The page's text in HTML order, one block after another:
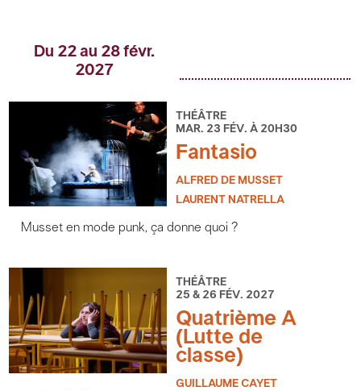
Du 22 au 28 févr.
2027
THÉÂTRE
MAR. 23 FÉV. À 20H30
Fantasio
ALFRED DE MUSSET
LAURENT NATRELLA
Musset en mode punk, ça donne quoi ?
THÉÂTRE
25 & 26 FÉV. 2027
Quatrième A
(Lutte de
classe)
GUILLAUME CAYET